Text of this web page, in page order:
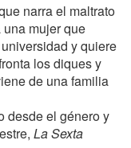
narra el maltrato
mujer que
y quiere
los diques y
de una familia
desde el género y
La Sexta